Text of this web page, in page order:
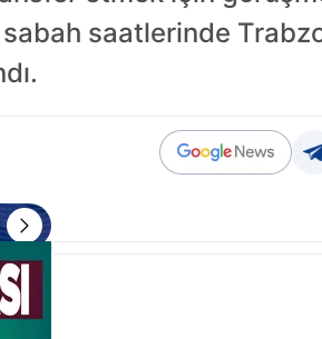
sabah saatlerinde